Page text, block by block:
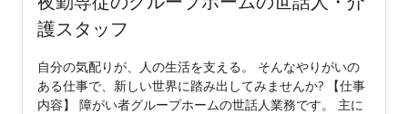
護スタッフ
自分の気配りが、人の生活を支える。 そんなやりがいの
ある仕事で、新しい世界に踏み出してみませんか? 【仕事
内容】 障がい者グループホームの世話人業務です。 主に